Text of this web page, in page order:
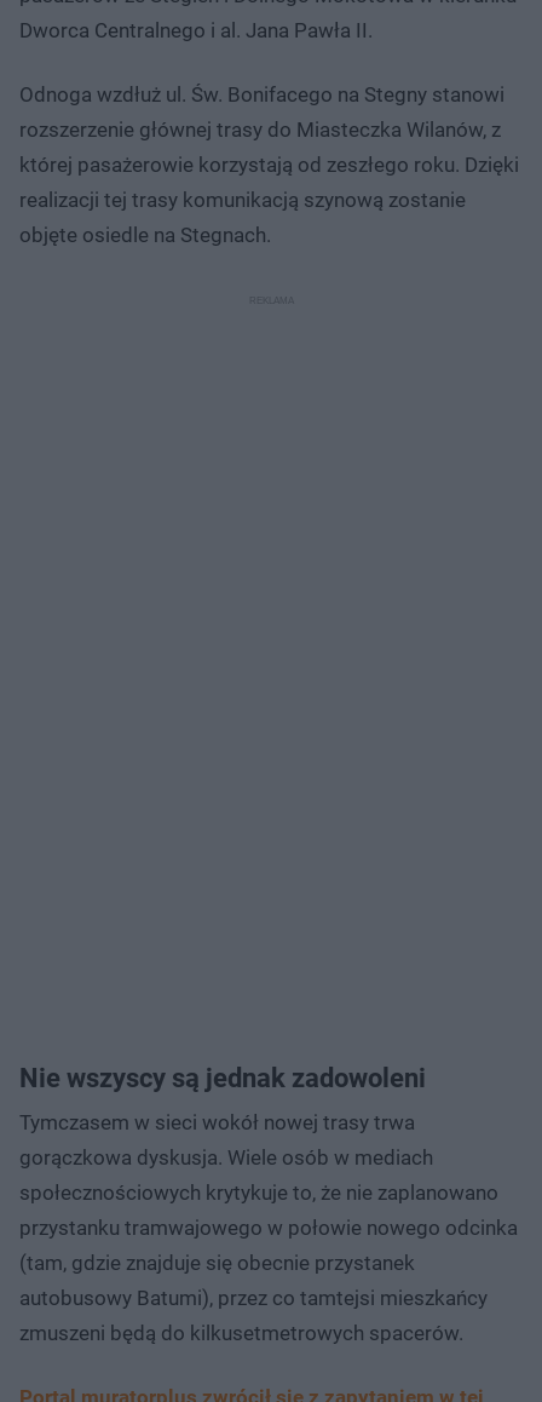
Dworca Centralnego i al. Jana Pawła II.
Odnoga wzdłuż ul. Św. Bonifacego na Stegny stanowi
rozszerzenie głównej trasy do Miasteczka Wilanów, z
której pasażerowie korzystają od zeszłego roku. Dzięki
realizacji tej trasy komunikacją szynową zostanie
objęte osiedle na Stegnach.
Nie wszyscy są jednak zadowoleni
Tymczasem w sieci wokół nowej trasy trwa
gorączkowa dyskusja. Wiele osób w mediach
społecznościowych krytykuje to, że nie zaplanowano
przystanku tramwajowego w połowie nowego odcinka
(tam, gdzie znajduje się obecnie przystanek
autobusowy Batumi), przez co tamtejsi mieszkańcy
zmuszeni będą do kilkusetmetrowych spacerów.
Portal muratorplus zwrócił się z zapytaniem w tej